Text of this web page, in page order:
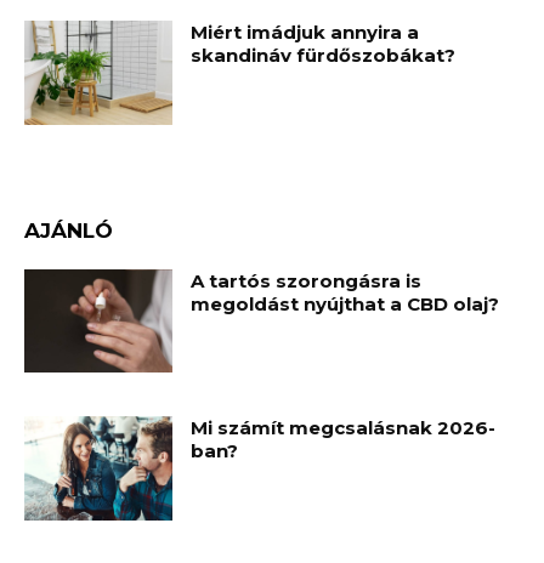
Miért imádjuk annyira a
skandináv fürdőszobákat?
AJÁNLÓ
A tartós szorongásra is
megoldást nyújthat a CBD olaj?
Mi számít megcsalásnak 2026-
ban?